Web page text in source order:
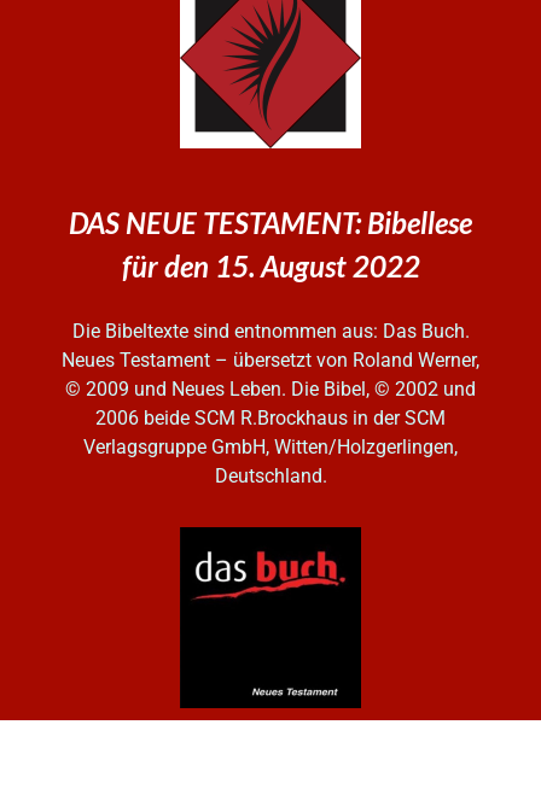
DAS NEUE TESTAMENT: Bibellese
für den 15. August 2022
Die Bibeltexte sind entnommen aus: Das Buch.
Neues Testament – übersetzt von Roland Werner,
© 2009 und Neues Leben. Die Bibel, © 2002 und
2006 beide SCM R.Brockhaus in der SCM
Verlagsgruppe GmbH, Witten/Holzgerlingen,
Deutschland.